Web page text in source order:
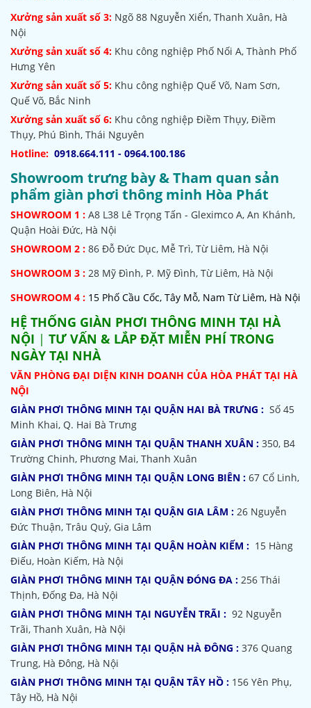
Xưởng sản xuất số 3: Ngõ 88 Nguyễn Xiển, Thanh Xuân, Hà
Nội
Xưởng sản xuất số 4: Khu công nghiệp Phố Nối A, Thành Phố
Hưng Yên
Xưởng sản xuất số 5: Khu công nghiệp Quế Võ, Nam Sơn,
Quế Võ, Bắc Ninh
Xưởng sản xuất số 6: Khu công nghiệp Điềm Thụy, Điềm
Thụy, Phú Bình, Thái Nguyên
Hotline: 0918.664.111 - 0964.100.186
Showroom trưng bày & Tham quan sản
phẩm giàn phơi thông minh Hòa Phát
SHOWROOM 1 : A8 L38 Lê Trọng Tấn - Gleximco A, An Khánh,
Quận Hoài Đức, Hà Nội
SHOWROOM 2 : 86 Đỗ Đức Dục, Mễ Trì, Từ Liêm, Hà Nội
SHOWROOM 3 : 28 Mỹ Đình, P. Mỹ Đình, Từ Liêm, Hà Nội
SHOWROOM 4 : 15 Phố Cầu Cốc, Tây Mỗ, Nam Từ Liêm, Hà Nội
HỆ THỐNG GIÀN PHƠI THÔNG MINH TẠI HÀ
NỘI | TƯ VẤN & LẮP ĐẶT MIỄN PHÍ TRONG
NGÀY TẠI NHÀ
VĂN PHÒNG ĐẠI DIỆN KINH DOANH CỦA HÒA PHÁT TẠI HÀ
NỘI
GIÀN PHƠI THÔNG MINH TẠI QUẬN HAI BÀ TRƯNG : Số 45
Minh Khai, Q. Hai Bà Trưng
GIÀN PHƠI THÔNG MINH TẠI QUẬN THANH XUÂN : 350, B4
Trường Chinh, Phương Mai, Thanh Xuân
GIÀN PHƠI THÔNG MINH TẠI QUẬN LONG BIÊN : 67 Cổ Linh,
Long Biên, Hà Nội
GIÀN PHƠI THÔNG MINH TẠI QUẬN GIA LÂM : 26 Nguyễn
Đức Thuận, Trâu Quỳ, Gia Lâm
GIÀN PHƠI THÔNG MINH TẠI QUẬN HOÀN KIẾM : 15 Hàng
Điếu, Hoàn Kiếm, Hà Nội
GIÀN PHƠI THÔNG MINH TẠI QUẬN ĐÓNG ĐA : 256 Thái
Thịnh, Đống Đa, Hà Nội
GIÀN PHƠI THÔNG MINH TẠI NGUYỄN TRÃI : 92 Nguyễn
Trãi, Thanh Xuân, Hà Nội
GIÀN PHƠI THÔNG MINH TẠI QUẬN HÀ ĐÔNG : 376 Quang
Trung, Hà Đông, Hà Nội
GIÀN PHƠI THÔNG MINH TẠI QUẬN TÂY HỒ : 156 Yên Phụ,
Tây Hồ, Hà Nội